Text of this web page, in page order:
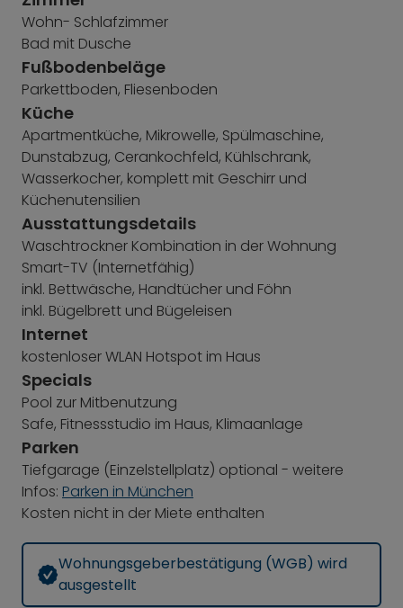
Wohn- Schlafzimmer
Bad mit Dusche
Fußbodenbeläge
Parkettboden, Fliesenboden
Küche
Apartmentküche, Mikrowelle, Spülmaschine,
Dunstabzug, Cerankochfeld, Kühlschrank,
Wasserkocher, komplett mit Geschirr und
Küchenutensilien
Ausstattungsdetails
Waschtrockner Kombination in der Wohnung
Smart-TV (Internetfähig)
inkl. Bettwäsche, Handtücher und Föhn
inkl. Bügelbrett und Bügeleisen
Internet
kostenloser WLAN Hotspot im Haus
Specials
Pool zur Mitbenutzung
Safe, Fitnessstudio im Haus, Klimaanlage
Parken
Tiefgarage (Einzelstellplatz) optional - weitere
Infos: Parken in München
Kosten nicht in der Miete enthalten
Wohnungsgeberbestätigung (WGB) wird
ausgestellt